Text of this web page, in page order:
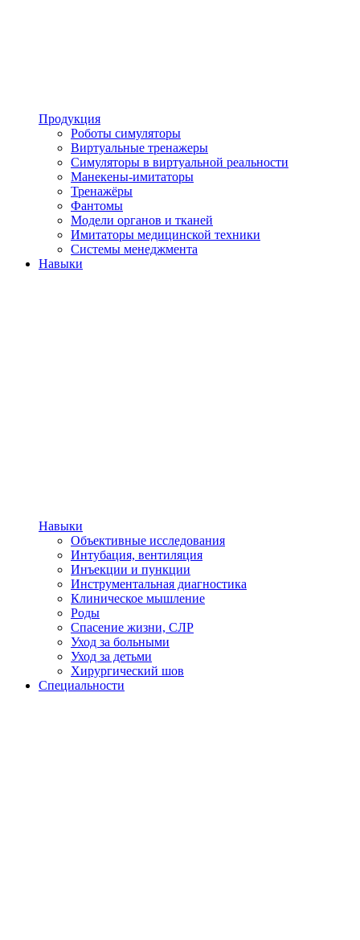
Продукция
Роботы симуляторы
Виртуальные тренажеры
Симуляторы в виртуальной реальности
Манекены-имитаторы
Тренажёры
Фантомы
Модели органов и тканей
Имитаторы медицинской техники
Системы менеджмента
Навыки
Навыки
Объективные исследования
Интубация, вентиляция
Инъекции и пункции
Инструментальная диагностика
Клиническое мышление
Роды
Спасение жизни, СЛР
Уход за больными
Уход за детьми
Хирургический шов
Специальности